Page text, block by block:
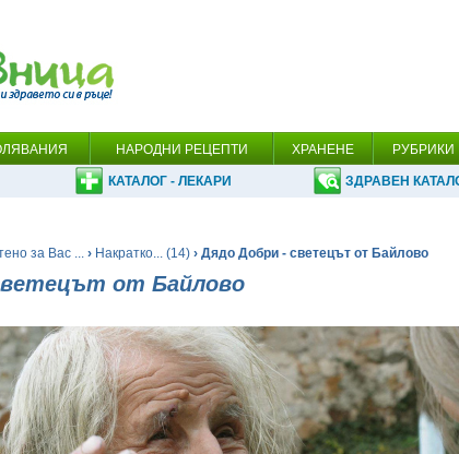
НАРОДНИ РЕЦЕПТИ ХРАНЕНЕ РУБРИКИ
КАТАЛОГ - ЛЕКАРИ ЗДРАВЕН
за Вас ... › Накратко... (14) › Дядо Добри - светецът от Байлово
от Байлово